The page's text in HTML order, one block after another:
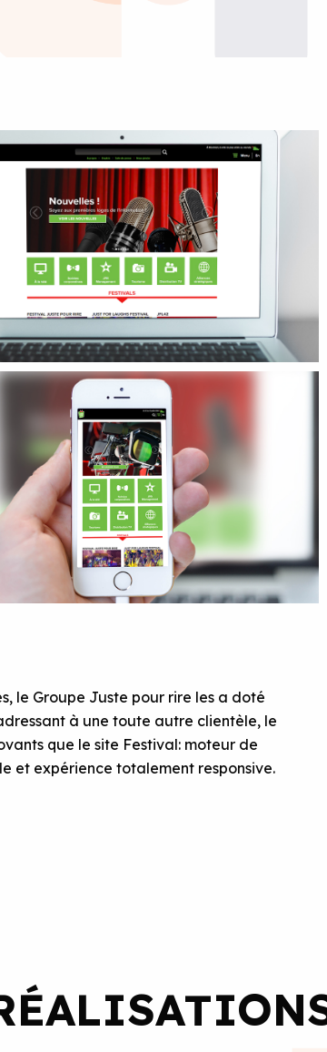
le Groupe Juste pour rire les a doté
à une toute autre clientèle, le
que le site Festival: moteur de
et expérience totalement responsive.